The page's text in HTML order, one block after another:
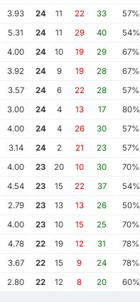
57%
33
22
11
24
3.93
54%
40
29
11
24
5.31
67%
29
19
10
24
4.00
67%
28
19
9
24
3.92
57%
28
22
6
24
3.57
80%
17
13
4
24
3.00
57%
30
26
4
24
4.00
57%
23
21
2
24
3.14
70%
30
10
20
23
4.00
54%
37
22
15
23
4.54
50%
26
13
13
23
2.79
70%
25
15
10
23
4.00
78%
31
12
19
22
4.78
78%
24
9
15
22
3.67
60%
20
8
12
22
2.80